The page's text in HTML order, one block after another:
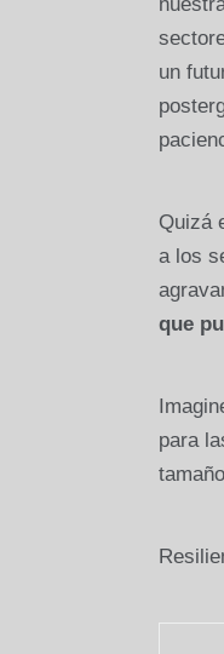
un
Quizá
a los
que
para